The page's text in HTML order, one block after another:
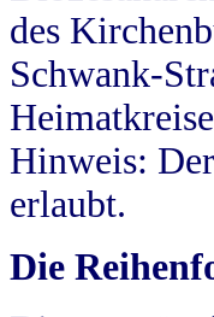
des
Schwank-
Hinweis:
erlaubt.
Die